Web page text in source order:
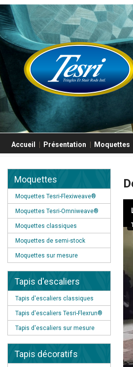
Accueil Présentation Moquettes
Moquettes
Moquettes Tesri-Flexiweave®
Moquettes Tesri-Omniweave®
Moquettes classiques
Moquettes de semi-stock
Moquettes sur mesure
Tapis d'escaliers
Tapis d'escaliers classiques
Tapis d'escaliers Tesri-Flexrun®
Tapis d'escaliers sur mesure
Tapis décoratifs